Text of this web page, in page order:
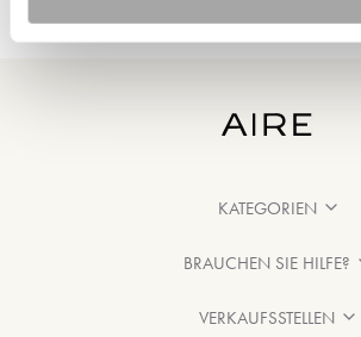
KATEGORIEN
BRAUCHEN SIE HILFE?
VERKAUFSSTELLEN